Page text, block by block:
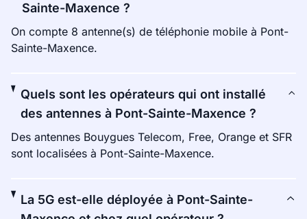
Sainte-Maxence ?
On compte 8 antenne(s) de téléphonie mobile à Pont-
Sainte-Maxence.
Quels sont les opérateurs qui ont installé
des antennes à Pont-Sainte-Maxence ?
Des antennes Bouygues Telecom, Free, Orange et SFR
sont localisées à Pont-Sainte-Maxence.
La 5G est-elle déployée à Pont-Sainte-